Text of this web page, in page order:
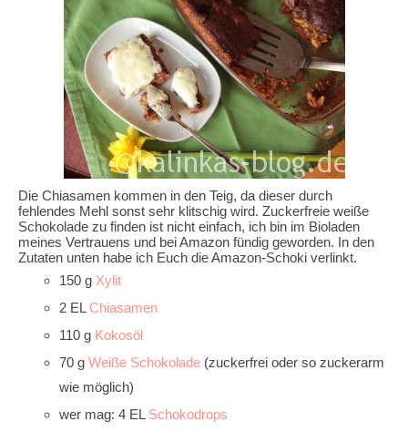
Die Chiasamen kommen in den Teig, da dieser durch
fehlendes Mehl sonst sehr klitschig wird. Zuckerfreie weiße
Schokolade zu finden ist nicht einfach, ich bin im Bioladen
meines Vertrauens und bei Amazon fündig geworden. In den
Zutaten unten habe ich Euch die Amazon-Schoki verlinkt.
150 g Xylit
2 EL Chiasamen
110 g Kokosöl
70 g Weiße Schokolade (zuckerfrei oder so zuckerarm
wie möglich)
wer mag: 4 EL Schokodrops